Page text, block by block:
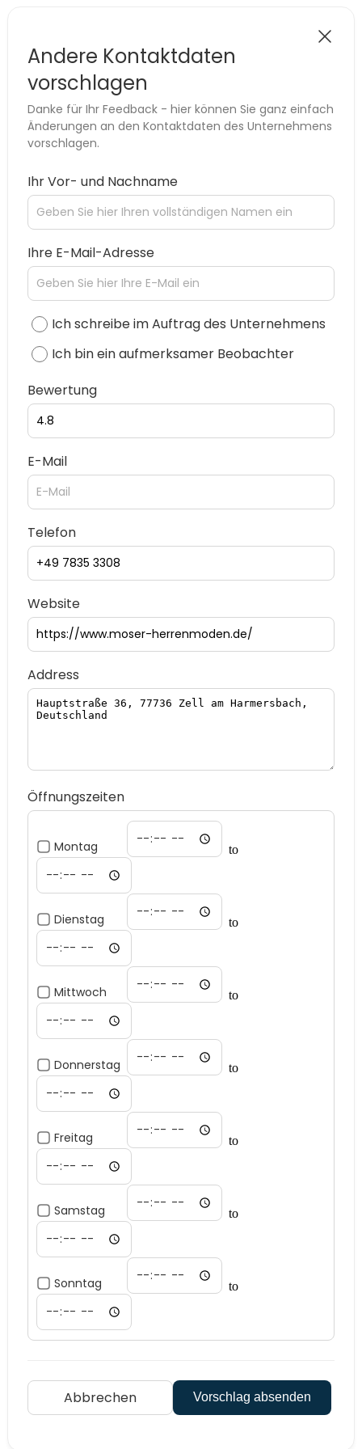
Andere Kontaktdaten
vorschlagen
Danke für Ihr Feedback - hier können Sie ganz einfach
Änderungen an den Kontaktdaten des Unternehmens
vorschlagen.
Ihr Vor- und Nachname
Ihre E-Mail-Adresse
Ich schreibe im Auftrag des Unternehmens
Ich bin ein aufmerksamer Beobachter
Bewertung
E-Mail
Telefon
Website
Address
Öffnungszeiten
Montag to
Dienstag to
Mittwoch to
Donnerstag to
Freitag to
Samstag to
Sonntag to
Abbrechen Vorschlag absenden